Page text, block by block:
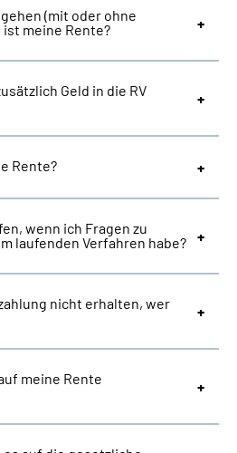
(DGS)
Kundenportal
(mit oder ohne
ist meine Rente?
Geld in die RV
Rente?
wenn ich Fragen zu
laufenden Verfahren habe?
nicht erhalten, wer
meine Rente